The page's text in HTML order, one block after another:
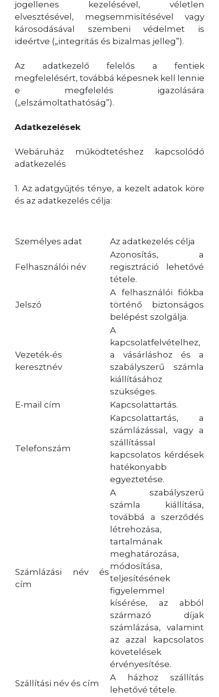
jogellenes kezelésével, véletlen
elvesztésével, megsemmisítésével vagy
károsodásával szembeni védelmet is
ideértve („integritás és bizalmas jelleg”).
Az adatkezelő felelős a fentiek
megfelelésért, továbbá képesnek kell lennie
e megfelelés igazolására
(„elszámoltathatóság”).
Adatkezelések
Webáruház működtetéshez kapcsolódó
adatkezelés
1. Az adatgyűjtés ténye, a kezelt adatok köre
és az adatkezelés célja:
Személyes adat Az adatkezelés célja
Felhasználói név
Azonosítás, a
regisztráció lehetővé
tétele.
Jelszó
A felhasználói fiókba
történő biztonságos
belépést szolgálja.
Vezeték-és
keresztnév
A
kapcsolatfelvételhez,
a vásárláshoz és a
szabályszerű számla
kiállításához
szükséges.
E-mail cím
Kapcsolattartás.
Telefonszám
Kapcsolattartás, a
számlázással, vagy a
szállítással
kapcsolatos kérdések
hatékonyabb
egyeztetése.
Számlázási név és
cím
A szabályszerű
számla kiállítása,
továbbá a szerződés
létrehozása,
tartalmának
meghatározása,
módosítása,
teljesítésének
figyelemmel
kísérése, az abból
származó díjak
számlázása, valamint
az azzal kapcsolatos
követelések
érvényesítése.
Szállítási név és cím
A házhoz szállítás
lehetővé tétele.